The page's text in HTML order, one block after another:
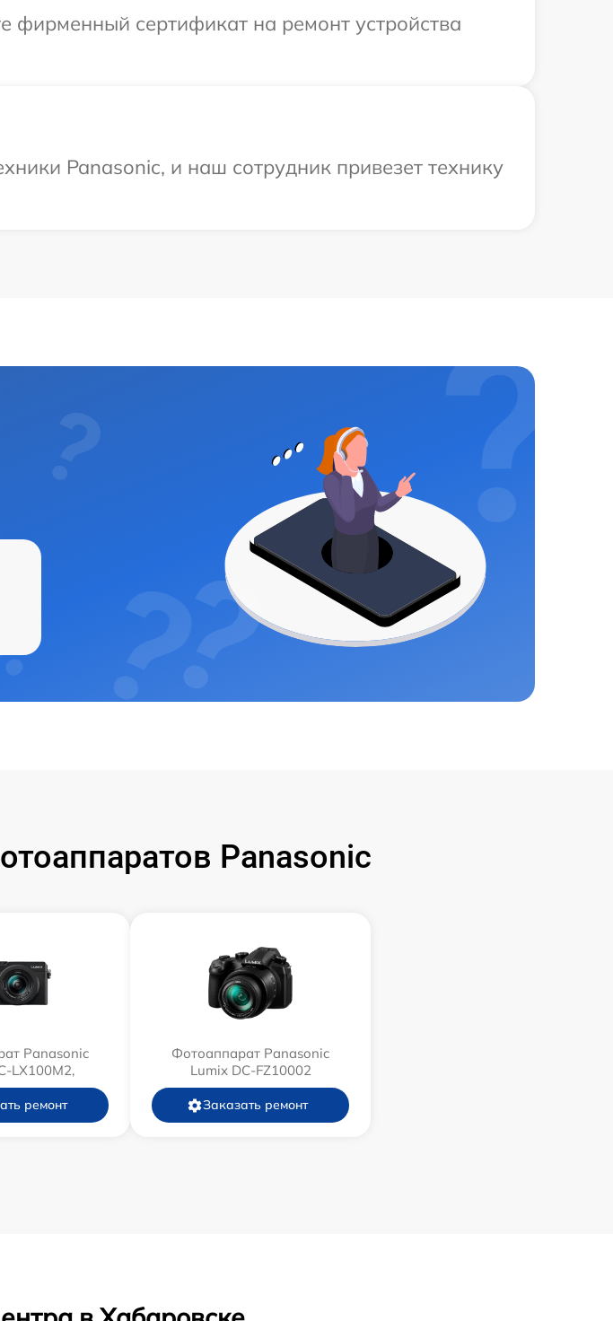
фирменный сертификат на ремонт устройства
Panasonic, и наш сотрудник привезет технику
Panasonic
Panasonic
LX100M2,
ремонт
Фотоаппарат Panasonic
Lumix DC-FZ10002
Заказать ремонт